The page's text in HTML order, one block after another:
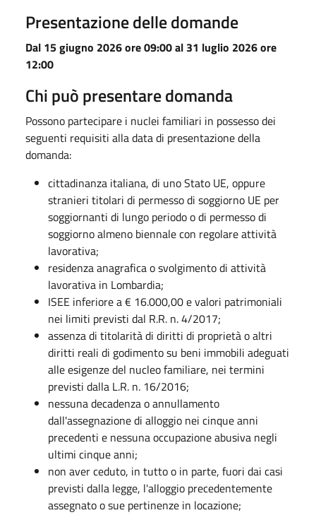
Presentazione delle domande
Dal 15 giugno 2026 ore 09:00 al 31 luglio 2026 ore
12:00
Chi può presentare domanda
Possono partecipare i nuclei familiari in possesso dei
seguenti requisiti alla data di presentazione della
domanda:
cittadinanza italiana, di uno Stato UE, oppure
stranieri titolari di permesso di soggiorno UE per
soggiornanti di lungo periodo o di permesso di
soggiorno almeno biennale con regolare attività
lavorativa;
residenza anagrafica o svolgimento di attività
lavorativa in Lombardia;
ISEE inferiore a € 16.000,00 e valori patrimoniali
nei limiti previsti dal R.R. n. 4/2017;
assenza di titolarità di diritti di proprietà o altri
diritti reali di godimento su beni immobili adeguati
alle esigenze del nucleo familiare, nei termini
previsti dalla L.R. n. 16/2016;
nessuna decadenza o annullamento
dall'assegnazione di alloggio nei cinque anni
precedenti e nessuna occupazione abusiva negli
ultimi cinque anni;
non aver ceduto, in tutto o in parte, fuori dai casi
previsti dalla legge, l'alloggio precedentemente
assegnato o sue pertinenze in locazione;